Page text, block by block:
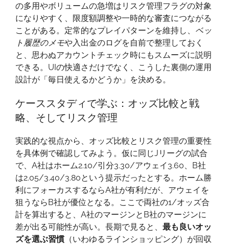
の多用やボリュームの急増はリスク管理フラグの対象
になりやすく、限度額調整や一時的な審査につながる
ことがある。定常的なプレイパターンを維持し、 ベッ
ト履歴のメモや入出金のログを自前で整理しておく
と、思わぬアカウントチェック時にもスムーズに説明
できる。UIの快適さだけでなく、こうした裏側の運用
設計が「毎日使えるかどうか」を決める。
ケーススタディで学ぶ：オッズ比較と戦
略、そしてリスク管理
実践的な視点から、オッズ比較とリスク管理の重要性
を具体例で確認してみよう。仮に同じJリーグの試合
で、A社はホーム2.10/引分3.30/アウェイ3.60、B社
は2.05/3.40/3.80という提示だったとする。ホーム勝
利にフォーカスするならA社が有利だが、アウェイを
狙うならB社が優位となる。ここで両社の1/オッズ合
計を算出すると、A社のマージンとB社のマージンに
差が出る可能性が高い。長期で見ると、 最も良いオッ
ズを選ぶ習慣 （いわゆるラインショッピング）が回収